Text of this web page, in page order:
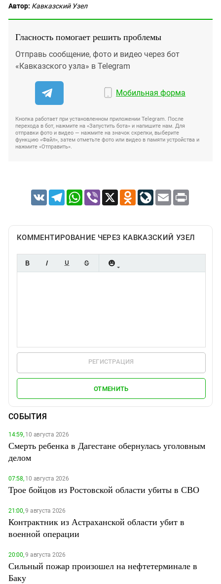
Автор: Кавказский Узел
Гласность помогает решить проблемы
Отправь сообщение, фото и видео через бот
«Кавказского узла» в Telegram
Мобильная форма
Кнопка работает при установленном приложении Telegram. После
перехода в бот, нажмите на «Запустить бота» и напишите нам. Для
отправки фото и видео — нажмите на значок скрепки, выберите
функцию «Файл», затем отметьте фото или видео в памяти устройства и
нажмите «Отправить».
VK TelegramWhatsApp
Viber X Odnoklassniki
LiveJournal
Email Print
КОММЕНТИРОВАНИЕ ЧЕРЕЗ КАВКАЗСКИЙ УЗЕЛ
РЕГИСТРАЦИЯ
ОТМЕНИТЬ
СОБЫТИЯ
14:59,10 августа 2026
Смерть ребенка в Дагестане обернулась уголовным
делом
07:58,10 августа 2026
Трое бойцов из Ростовской области убиты в СВО
21:00,9 августа 2026
Контрактник из Астраханской области убит в
военной операции
20:00,9 августа 2026
Сильный пожар произошел на нефтетерминале в
Баку